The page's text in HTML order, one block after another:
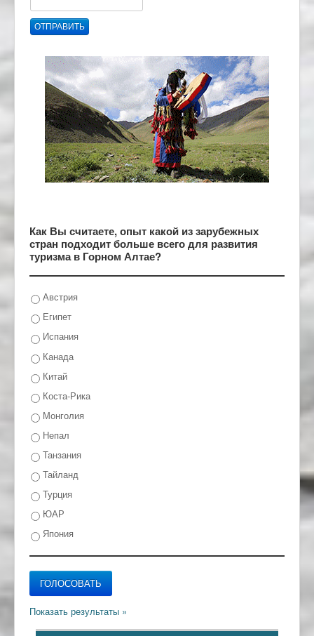
ОТПРАВИТЬ
Как Вы считаете, опыт какой из зарубежных
стран подходит больше всего для развития
туризма в Горном Алтае?
Австрия
Египет
Испания
Канада
Китай
Коста-Рика
Монголия
Непал
Танзания
Тайланд
Турция
ЮАР
Япония